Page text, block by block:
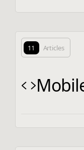
11 Articles